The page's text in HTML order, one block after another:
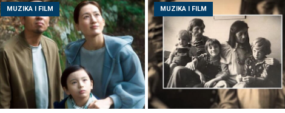
MUZIKA I FILM MUZIKA I FILM